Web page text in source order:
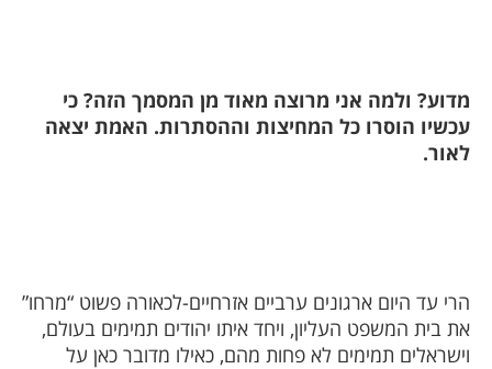
מדוע? ולמה אני מרוצה מאוד מן המסמך הזה? כי
עכשיו הוסרו כל המחיצות וההסתרות. האמת יצאה
לאור.
הרי עד היום ארגונים ערביים אזרחיים-לכאורה פשוט “מרחו”
את בית המשפט העליון, ויחד איתו יהודים תמימים בעולם,
וישראלים תמימים לא פחות מהם, כאילו מדובר כאן על